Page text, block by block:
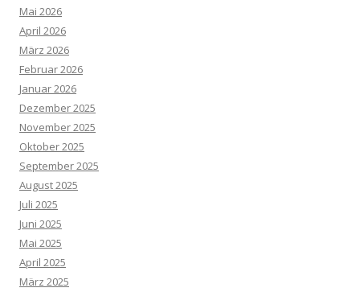
Mai 2026
April 2026
März 2026
Februar 2026
Januar 2026
Dezember 2025
November 2025
Oktober 2025
September 2025
August 2025
Juli 2025
Juni 2025
Mai 2025
April 2025
März 2025